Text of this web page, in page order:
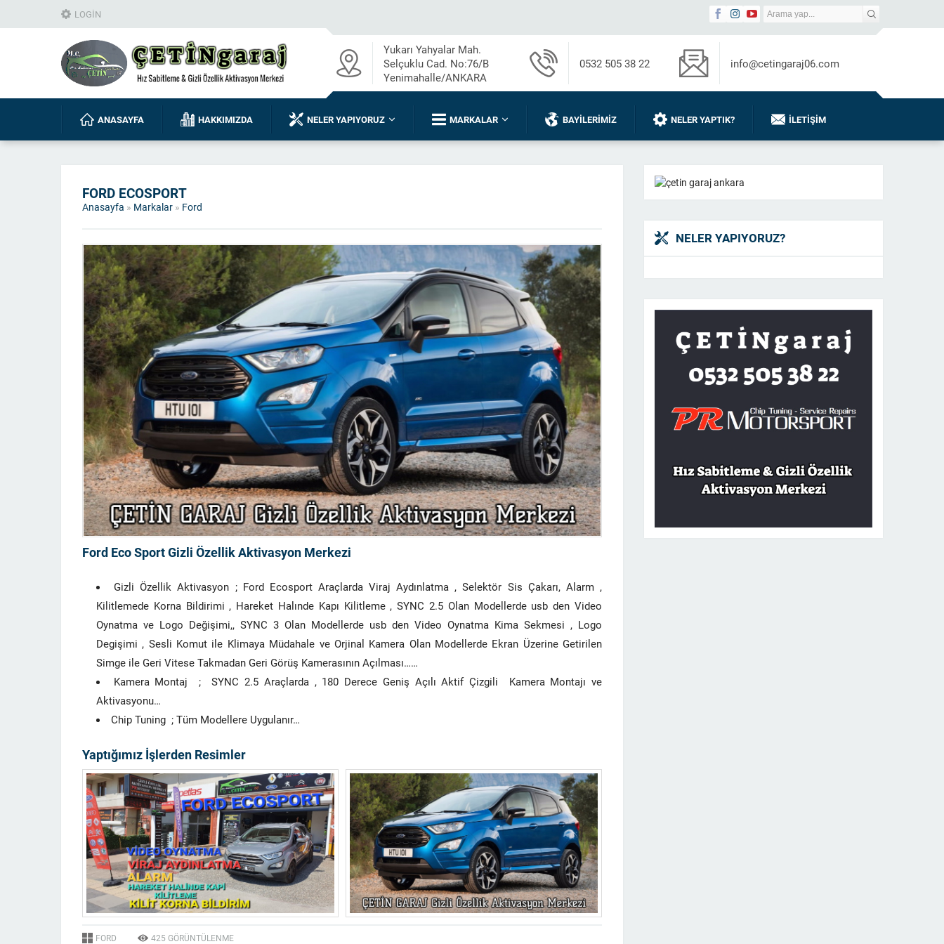
LOGIN
Yukarı Yahyalar Mah.
Selçuklu Cad. No:76/B
Yenimahalle/ANKARA
0532 505 38 22 info@cetingaraj06.com
ANASAYFA HAKKIMIZDA NELER YAPIYORUZ MARKALAR BAYILERIMIZ NELER YAPTIK? İLETIŞIM
FORD ECOSPORT
Anasayfa » Markalar » Ford
Ford Eco Sport Gizli Özellik Aktivasyon Merkezi
Gizli Özellik Aktivasyon ; Ford Ecosport Araçlarda Viraj Aydınlatma , Selektör Sis Çakarı, Alarm ,
Kilitlemede Korna Bildirimi , Hareket Halınde Kapı Kilitleme , SYNC 2.5 Olan Modellerde usb den Video
Oynatma ve Logo Değişimi,, SYNC 3 Olan Modellerde usb den Video Oynatma Kima Sekmesi , Logo
Degişimi , Sesli Komut ile Klimaya Müdahale ve Orjinal Kamera Olan Modellerde Ekran Üzerine Getirilen
Simge ile Geri Vitese Takmadan Geri Görüş Kamerasının Açılması……
Kamera Montaj ; SYNC 2.5 Araçlarda , 180 Derece Geniş Açılı Aktif Çizgili Kamera Montajı ve
Aktivasyonu…
Chip Tuning ; Tüm Modellere Uygulanır…
Yaptığımız İşlerden Resimler
FORD 425 GÖRÜNTÜLENME
NELER YAPIYORUZ?